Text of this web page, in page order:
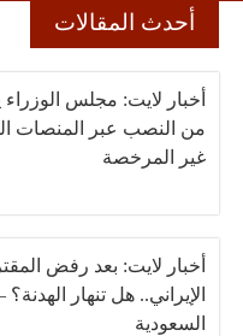
أحدث المقالات
أخبار لايت: مجلس الوزراء
من النصب عبر المنصات
غير المرخصة
أخبار لايت: بعد رفض
الإيراني.. هل تنهار الهدنة؟
السعودية